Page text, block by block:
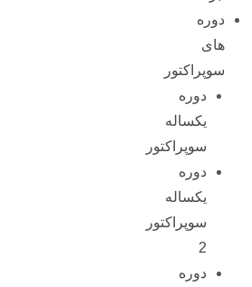
دوره
های
سوپراکتور
دوره
یکساله
سوپراکتور
دوره
یکساله
سوپراکتور
2
دوره